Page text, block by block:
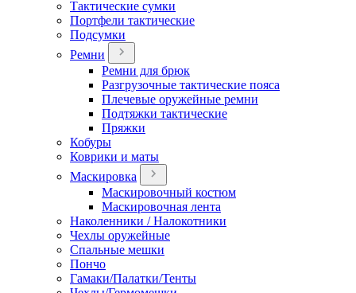
Тактические сумки
Портфели тактические
Подсумки
Ремни
Ремни для брюк
Разгрузочные тактические пояса
Плечевые оружейные ремни
Подтяжки тактические
Пряжки
Кобуры
Коврики и маты
Маскировка
Маскировочный костюм
Маскировочная лента
Наколенники / Налокотники
Чехлы оружейные
Спальные мешки
Пончо
Гамаки/Палатки/Тенты